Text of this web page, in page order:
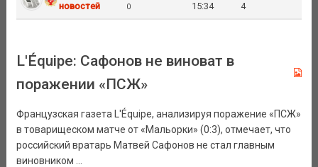
новостей
0
15:34
4
L'Équipe: Сафонов не виноват в
поражении «ПСЖ»
Французская газета L'Équipe, анализируя поражение «ПСЖ»
в товарищеском матче от «Мальорки» (0:3), отмечает, что
российский вратарь Матвей Сафонов не стал главным
виновником ...